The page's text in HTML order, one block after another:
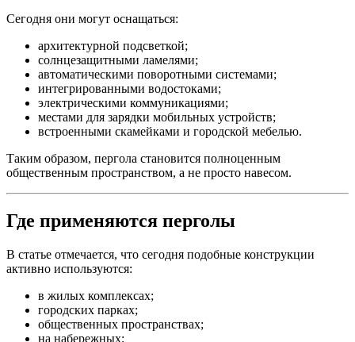
Сегодня они могут оснащаться:
архитектурной подсветкой;
солнцезащитными ламелями;
автоматическими поворотными системами;
интегрированными водостоками;
электрическими коммуникациями;
местами для зарядки мобильных устройств;
встроенными скамейками и городской мебелью.
Таким образом, пергола становится полноценным
общественным пространством, а не просто навесом.
Где применяются перголы
В статье отмечается, что сегодня подобные конструкции
активно используются:
в жилых комплексах;
городских парках;
общественных пространствах;
на набережных;